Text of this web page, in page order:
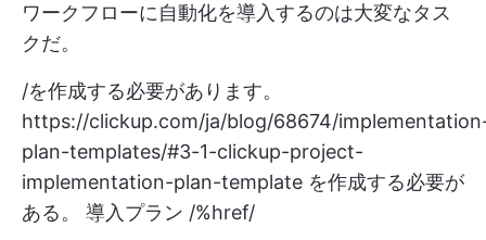
ワークフローに自動化を導入するのは大変なタス
クだ。
/を作成する必要があります。
https://clickup.com/ja/blog/68674/
plan-templates/#3-1-clickup-project-
implementation-plan-template を作成する必要が
ある。 導入プラン /%href/